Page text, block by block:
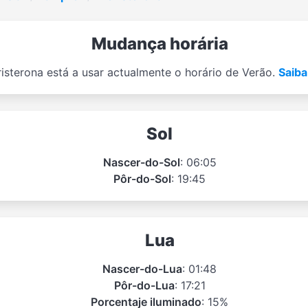
Mudança horária
está a usar actualmente o horário de Verão.
Sol
Nascer-do-Sol: 06:05
Pôr-do-Sol: 19:45
Lua
Nascer-do-Lua: 01:48
Pôr-do-Lua: 17:21
Porcentaje iluminado: 15%